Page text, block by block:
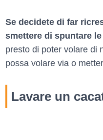
Se decidete di far
smettere di spuntare le
presto di poter volare di
possa volare via o
Lavare un